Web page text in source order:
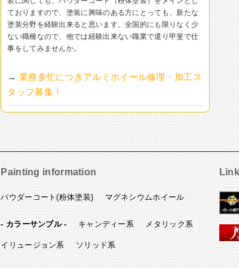
ておりますので、塗装に興味のある方にとっても、新たな
塗装分野を経験出来ると思います。全国的にも限りなく少
ない職種なので、他では経験出来ない職業で遣り甲斐で仕
事をしてみませんか。
→ 業務多忙につきアルミホイール修理・加工ス
タッフ募集！
Painting information
パウダーコート(粉体塗装) マグネシウムホイール
- カラーサンプル - キャンディー系 メタリック系
イリュージョン系 ソリッド系
Link